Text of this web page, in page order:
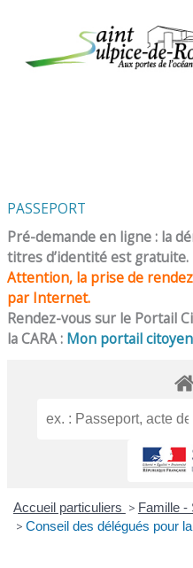
PASSEPORT
Pré-demande en ligne : la
titres d’identité est gratuite.
Attention, la prise de
par Internet.
Rendez-vous sur le Portail
la CARA : Mon portail citoyen
Accueil particuliers > Famille -
> Conseil des délégués pour